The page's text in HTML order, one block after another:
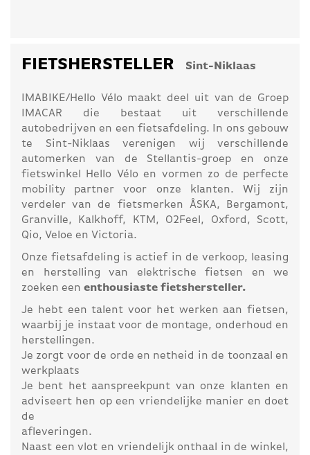
FIETSHERSTELLER Sint-Niklaas
IMABIKE/Hello Vélo maakt deel uit van de Groep
IMACAR die bestaat uit verschillende
autobedrijven en een fietsafdeling. In ons gebouw
te Sint-Niklaas verenigen wij verschillende
automerken van de Stellantis-groep en onze
fietswinkel Hello Vélo en vormen zo de perfecte
mobility partner voor onze klanten. Wij zijn
verdeler van de fietsmerken ÅSKA, Bergamont,
Granville, Kalkhoff, KTM, O2Feel, Oxford, Scott,
Qio, Veloe en Victoria.
Onze fietsafdeling is actief in de verkoop, leasing
en herstelling van elektrische fietsen en we
zoeken een enthousiaste fietshersteller.
Je hebt een talent voor het werken aan fietsen,
waarbij je instaat voor de montage, onderhoud en
herstellingen.
Je zorgt voor de orde en netheid in de toonzaal en
werkplaats
Je bent het aanspreekpunt van onze klanten en
adviseert hen op een vriendelijke manier en doet
de
afleveringen.
Naast een vlot en vriendelijk onthaal in de winkel,